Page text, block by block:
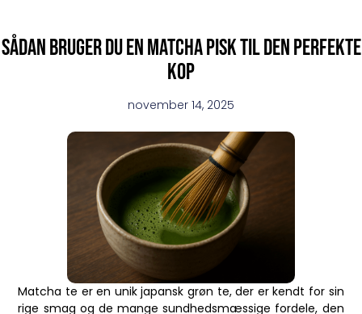
Sådan bruger du en matcha pisk til den perfekte
kop
november 14, 2025
Matcha te er en unik japansk grøn te, der er kendt for sin
rige smag og de mange sundhedsmæssige fordele, den